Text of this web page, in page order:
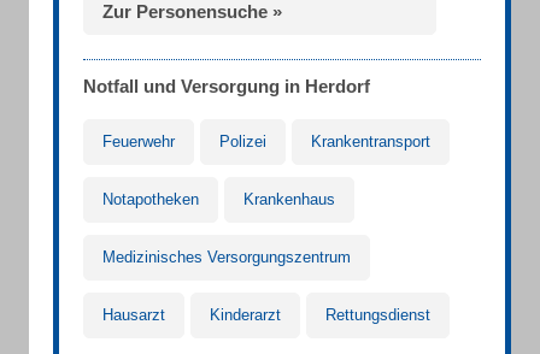
Zur Personensuche »
Notfall und Versorgung in Herdorf
Feuerwehr Polizei Krankentransport
Notapotheken Krankenhaus
Medizinisches Versorgungszentrum
Hausarzt Kinderarzt Rettungsdienst